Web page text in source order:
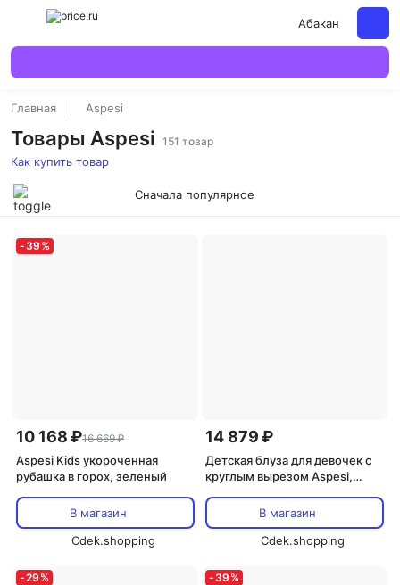
Абакан
Главная Aspesi
Товары Aspesi 151 товар
Как купить товар
Сначала популярное
- 39 %
10 168 ₽16 669 ₽
Aspesi Kids укороченная
рубашка в горох, зеленый
В магазин
Cdek.shopping
14 879 ₽
Детская блуза для девочек с
круглым вырезом Aspesi,
В магазин
Cdek.shopping
-29 % - 39 %